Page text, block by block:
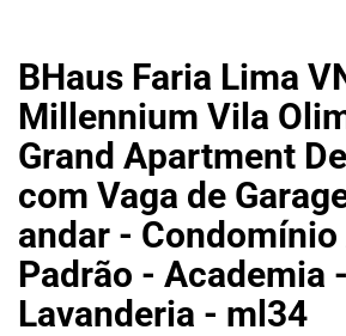
BHaus Faria Lima
Millennium Vila
Grand Apartment
com Vaga de
andar -
Padrão - Academia
Lavanderia - ml34